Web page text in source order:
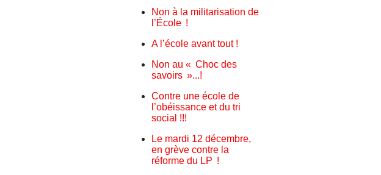
Non à la militarisation de
l’École !
A l’école avant tout !
Non au « Choc des
savoirs »...!
Contre une école de
l’obéissance et du tri
social !!!
Le mardi 12 décembre,
en grève contre la
réforme du LP !